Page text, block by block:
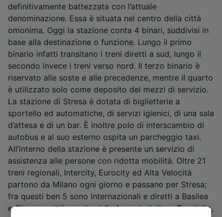
definitivamente battezzata con l’attuale
denominazione. Essa è situata nel centro della città
omonima. Oggi la stazione conta 4 binari, suddivisi in
base alla destinazione o funzione. Lungo il primo
binario infatti transitano i treni diretti a sud, lungo il
secondo invece i treni verso nord. Il terzo binario è
riservato alle soste e alle precedenze, mentre il quarto
è utilizzato solo come deposito dei mezzi di servizio.
La stazione di Stresa è dotata di biglietterie a
sportello ed automatiche, di servizi igienici, di una sala
d’attesa e di un bar. È inoltre polo di interscambio di
autobus e al suo esterno ospita un parcheggio taxi.
All’interno della stazione è presente un servizio di
assistenza alle persone con ridotta mobilità. Oltre 21
treni regionali, Intercity, Eurocity ed Alta Velocità
partono da Milano ogni giorno e passano per Stresa;
fra questi ben 5 sono internazionali e diretti a Basilea
e Ginevra, città servite dalle ferrovie italiane Trenitalia,